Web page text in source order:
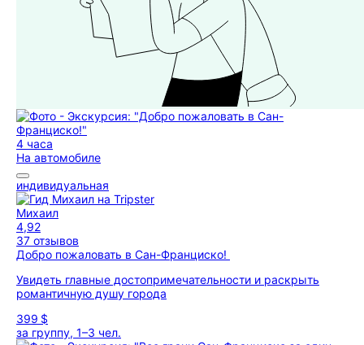
4 часа
На автомобиле
индивидуальная
Михаил
4,92
37 отзывов
Добро пожаловать в Сан-Франциско!
Увидеть главные достопримечательности и раскрыть
романтичную душу города
399 $
за группу, 1–3 чел.